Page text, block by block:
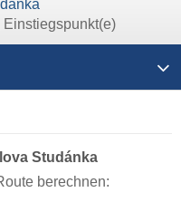
Einstiegspunkt(e)
Studánka
berechnen: